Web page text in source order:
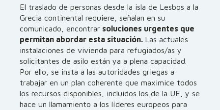
El traslado de personas desde la isla de Lesbos a la
Grecia continental requiere, señalan en su
comunicado, encontrar soluciones urgentes que
permitan abordar esta situación. Las actuales
instalaciones de vivienda para refugiados/as y
solicitantes de asilo están ya a plena capacidad.
Por ello, se insta a las autoridades griegas a
trabajar en un plan coherente que maximice todos
los recursos disponibles, incluidos los de la UE, y se
hace un llamamiento a los líderes europeos para